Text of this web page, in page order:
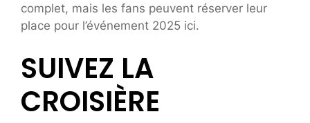
complet, mais les fans peuvent réserver leur
place pour l’événement 2025 ici.
SUIVEZ LA
CROISIÈRE